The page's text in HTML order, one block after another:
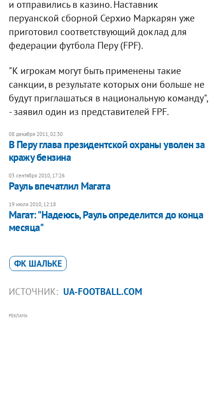
и отправились в казино. Наставник
перуанской сборной Серхио Маркарян уже
приготовил соответствующий доклад для
федерации футбола Перу (FPF).
"К игрокам могут быть применены такие
санкции, в результате которых они больше не
будут приглашаться в национальную команду",
- заявил один из представителей FPF.
08 декабря 2011, 02:30
В Перу глава президентской охраны уволен за
кражу бензина
03 сентября 2010, 17:26
Рауль впечатлил Магата
19 июля 2010, 12:18
Магат: "Надеюсь, Рауль определится до конца
месяца"
ФК ШАЛЬКЕ
ИСТОЧНИК: UA-FOOTBALL.COM
РЕКЛАМА